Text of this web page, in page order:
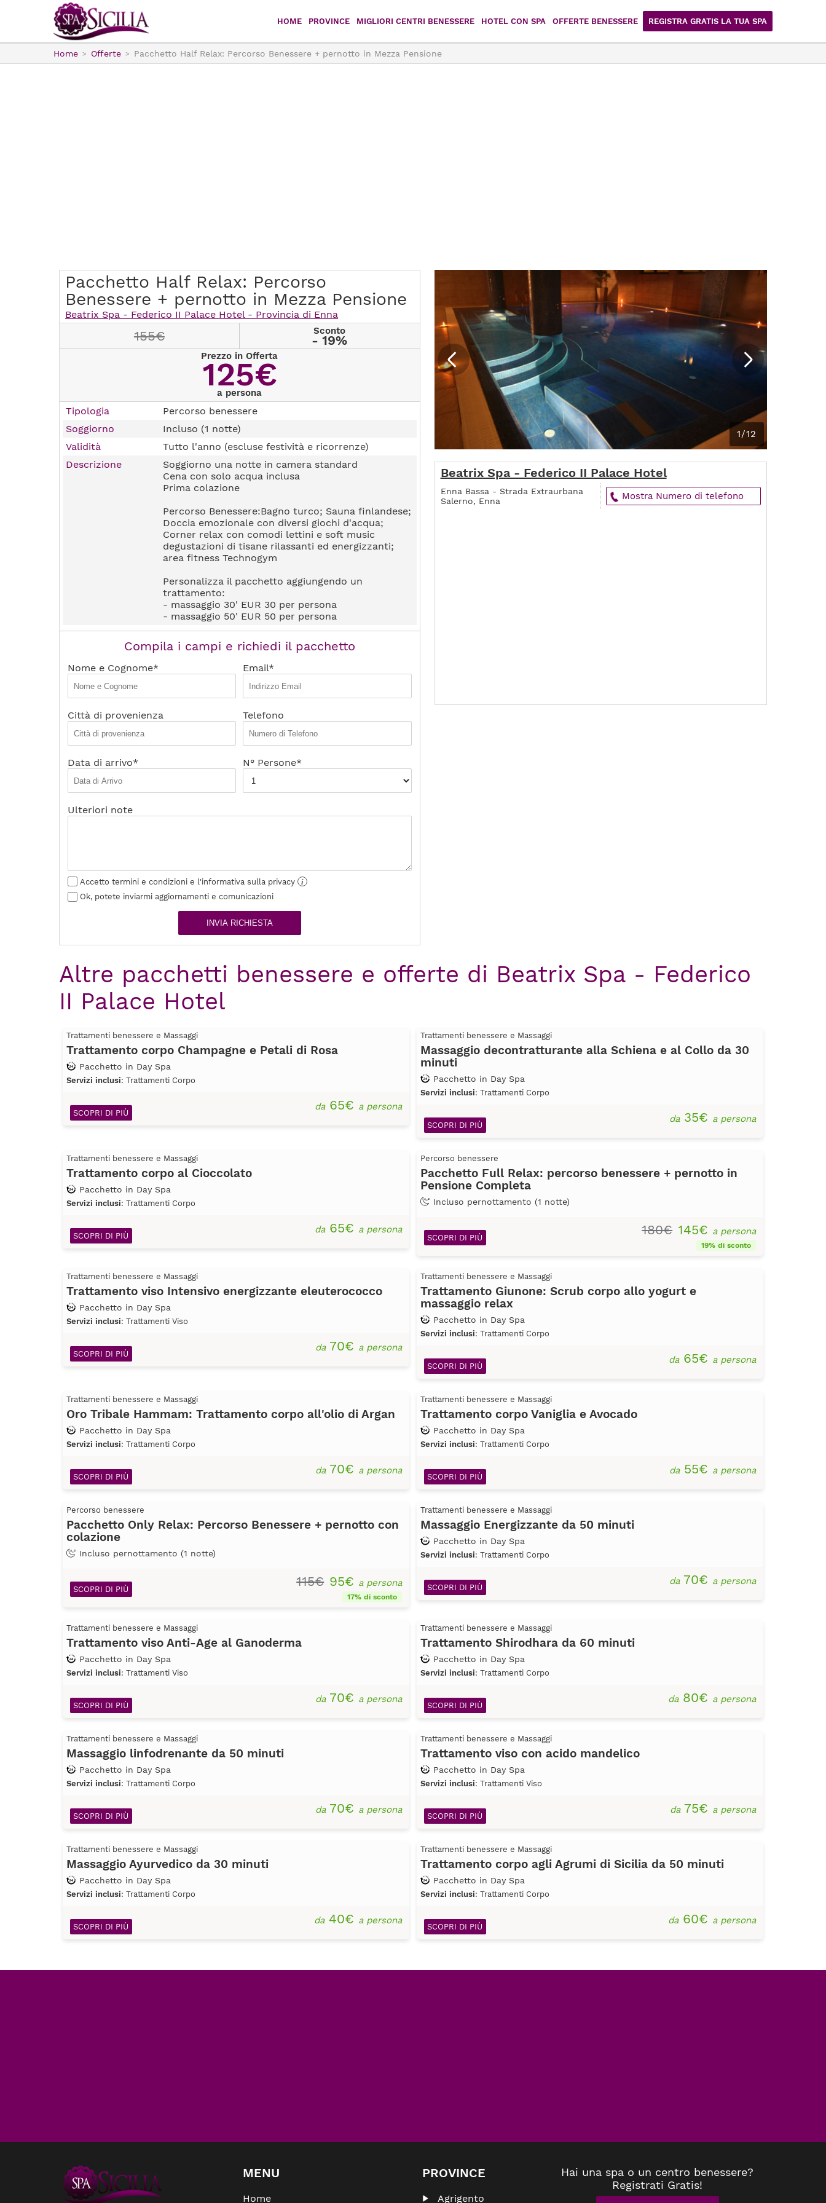
HOME PROVINCE
Agrigento Caltanissetta
MIGLIORI CENTRI BENESSERE HOTEL CON SPA OFFERTE BENESSERE REGISTRA GRATIS LA TUA SPA
Home Offerte Pacchetto Half Relax: Percorso Benessere + pernotto in Mezza Pensione
Pacchetto Half Relax: Percorso
Benessere + pernotto in Mezza Pensione
Beatrix Spa - Federico II Palace Hotel - Provincia di Enna
1/12
155€ Sconto
- 19%
Prezzo in Offerta
125€
a persona
Tipologia
Percorso benessere
Soggiorno
Incluso (1 notte)
Validità
Tutto l'anno (escluse festività e ricorrenze)
Descrizione
Soggiorno una notte in camera standard
Cena con solo acqua inclusa
Prima colazione
Percorso Benessere:Bagno turco; Sauna finlandese;
Doccia emozionale con diversi giochi d'acqua;
Corner relax con comodi lettini e soft music
degustazioni di tisane rilassanti ed energizzanti;
area fitness Technogym
Personalizza il pacchetto aggiungendo un
trattamento:
- massaggio 30' EUR 30 per persona
- massaggio 50' EUR 50 per persona
Compila i campi e richiedi il pacchetto
Nome e Cognome* Email*
Città di provenienza Telefono
Data di arrivo* N° Persone*
Ulteriori note
Accetto termini e condizioni e l'informativa sulla privacy
i
Ok, potete inviarmi aggiornamenti e comunicazioni
INVIA RICHIESTA
Beatrix Spa - Federico II Palace Hotel
Enna Bassa - Strada Extraurbana
Salerno, Enna
Mostra Numero di telefono
Altre pacchetti benessere e offerte di Beatrix Spa - Federico
II Palace Hotel
Trattamenti benessere e Massaggi
Trattamento corpo Champagne e Petali di Rosa
Pacchetto in Day Spa
Servizi inclusi: Trattamenti Corpo
da65€ a persona
SCOPRI DI PIÙ
Trattamenti benessere e Massaggi
Massaggio decontratturante alla Schiena e al Collo da 30
minuti
Pacchetto in Day Spa
Servizi inclusi: Trattamenti Corpo
da35€ a persona
SCOPRI DI PIÙ
Trattamenti benessere e Massaggi
Trattamento corpo al Cioccolato
Pacchetto in Day Spa
Servizi inclusi: Trattamenti Corpo
da65€ a persona
SCOPRI DI PIÙ
Percorso benessere
Pacchetto Full Relax: percorso benessere + pernotto in
Pensione Completa
Incluso pernottamento (1 notte)
180€ 145€ a persona
19% di sconto
SCOPRI DI PIÙ
Trattamenti benessere e Massaggi
Trattamento viso Intensivo energizzante eleuterococco
Pacchetto in Day Spa
Servizi inclusi: Trattamenti Viso
da70€ a persona
SCOPRI DI PIÙ
Trattamenti benessere e Massaggi
Trattamento Giunone: Scrub corpo allo yogurt e
massaggio relax
Pacchetto in Day Spa
Servizi inclusi: Trattamenti Corpo
da65€ a persona
SCOPRI DI PIÙ
Trattamenti benessere e Massaggi
Oro Tribale Hammam: Trattamento corpo all'olio di Argan
Pacchetto in Day Spa
Servizi inclusi: Trattamenti Corpo
da70€ a persona
SCOPRI DI PIÙ
Trattamenti benessere e Massaggi
Trattamento corpo Vaniglia e Avocado
Pacchetto in Day Spa
Servizi inclusi: Trattamenti Corpo
da55€ a persona
SCOPRI DI PIÙ
Percorso benessere
Pacchetto Only Relax: Percorso Benessere + pernotto con
colazione
Incluso pernottamento (1 notte)
115€ 95€ a persona
17% di sconto
SCOPRI DI PIÙ
Trattamenti benessere e Massaggi
Massaggio Energizzante da 50 minuti
Pacchetto in Day Spa
Servizi inclusi: Trattamenti Corpo
da70€ a persona
SCOPRI DI PIÙ
Trattamenti benessere e Massaggi
Trattamento viso Anti-Age al Ganoderma
Pacchetto in Day Spa
Servizi inclusi: Trattamenti Viso
da70€ a persona
SCOPRI DI PIÙ
Trattamenti benessere e Massaggi
Trattamento Shirodhara da 60 minuti
Pacchetto in Day Spa
Servizi inclusi: Trattamenti Corpo
da80€ a persona
SCOPRI DI PIÙ
Trattamenti benessere e Massaggi
Massaggio linfodrenante da 50 minuti
Pacchetto in Day Spa
Servizi inclusi: Trattamenti Corpo
da70€ a persona
SCOPRI DI PIÙ
Trattamenti benessere e Massaggi
Trattamento viso con acido mandelico
Pacchetto in Day Spa
Servizi inclusi: Trattamenti Viso
da75€ a persona
SCOPRI DI PIÙ
Trattamenti benessere e Massaggi
Massaggio Ayurvedico da 30 minuti
Pacchetto in Day Spa
Servizi inclusi: Trattamenti Corpo
da40€ a persona
SCOPRI DI PIÙ
Trattamenti benessere e Massaggi
Trattamento corpo agli Agrumi di Sicilia da 50 minuti
Pacchetto in Day Spa
Servizi inclusi: Trattamenti Corpo
da60€ a persona
SCOPRI DI PIÙ
MENU
Home
PROVINCE
Agrigento
Hai una spa o un centro benessere?
Registrati Gratis!